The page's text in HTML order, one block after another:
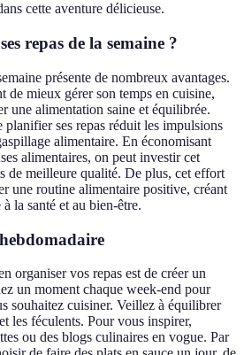
cette aventure délicieuse.
repas de la semaine ?
présente de nombreux avantages.
de mieux gérer son temps en cuisine,
une alimentation saine et équilibrée.
planifier ses repas réduit les impulsions
alimentaire. En économisant
alimentaires, on peut investir cet
de meilleure qualité. De plus, cet effort
une routine alimentaire positive, créant
la santé et au bien-être.
organiser vos repas est de créer un
un moment chaque week-end pour
souhaitez cuisiner. Veillez à équilibrer
les féculents. Pour vous inspirer,
ou des blogs culinaires en vogue. Par